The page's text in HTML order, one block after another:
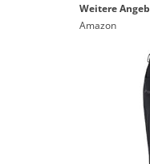
Weitere
Amazon